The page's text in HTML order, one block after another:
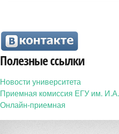
Полезные ссылки
Новости университета
Приемная комиссия ЕГУ им.
Онлайн-приемная